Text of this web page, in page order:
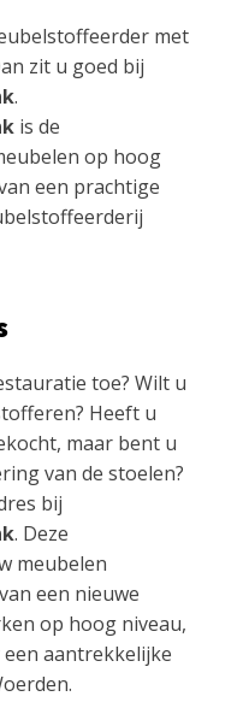
met
zit u goed bij
.
is de
op hoog
een prachtige
toe? Wilt u
Heeft u
maar bent u
van de stoelen?
bij
. Deze
meubelen
een nieuwe
op hoog niveau,
aantrekkelijke